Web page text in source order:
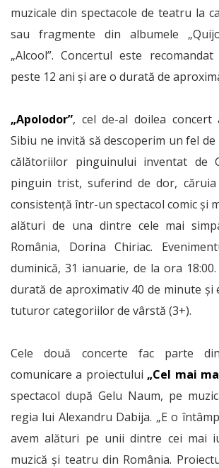
muzicale din spectacole de teatru la
sau fragmente din albumele
„Alcool”. Concertul este
peste 12 ani și are o durată de
„Apolodor”, cel de-al doilea concert
Sibiu ne invită să descoperim un fel
călătoriilor pinguinului inventat de
pinguin trist, suferind de dor,
consistență într-un spectacol comic și
alături de una dintre cele mai
România, Dorina Chiriac.
duminică, 31 ianuarie, de la ora
durată de aproximativ 40 de minute și
tuturor categoriilor de vârstă (3+).
Cele două concerte fac parte
comunicare a proiectului „Cel mai
spectacol după Gelu Naum, pe
regia lui Alexandru Dabija. „E o
avem alături pe unii dintre cei mai
muzică și teatru din România.